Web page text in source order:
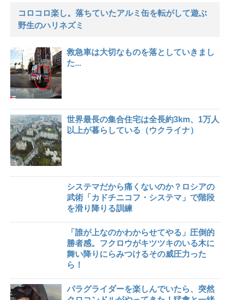
コロコロ楽し。落ちていたアルミ缶を転がして遊ぶ
野生のハリネズミ
救急車は大切なものを落としていきまし
た...
世界最長の集合住宅は全長約3km、1万人
以上が暮らしている（ウクライナ）
システマだから痛くないのか？ロシアの
武術「カドチニコフ・システマ」で階段
を滑り降りる訓練
「誰が上なのかわからせてやる」圧倒的
勝者感。フクロウがキツツキのいる木に
舞い降りにらみつけるその威圧力った
ら！
パラグライダーを楽しんでいたら、突然